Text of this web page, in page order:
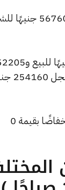
كما شهد سعر الجنيه الذهب تراجعًا بقيمة 40 جنيهًا ليبلغ 57160 جنيهًا
وشهد سعر الأونصة بالجنيه انخفاضًا بالسوق المصري الآن،
جنيهًا للشراء، منخفضًا بمقدار 180
وانخفض سعر دولار الصاغة ليصل إلى 53.81 جنيهًا للبيع و0 جنيهًا للشراء، بعد انخفاضًا بقيمة 0
للأوزان